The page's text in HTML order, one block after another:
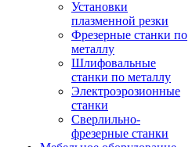
Установки
плазменной резки
Фрезерные станки по
металлу
Шлифовальные
станки по металлу
Электроэрозионные
станки
Сверлильно-
фрезерные станки